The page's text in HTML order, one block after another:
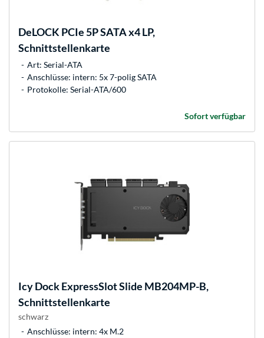
DeLOCK PCIe 5P SATA x4 LP,
Schnittstellenkarte
Art: Serial-ATA
Anschlüsse: intern: 5x 7-polig SATA
Protokolle: Serial-ATA/600
Sofort verfügbar
Icy DockExpressSlot Slide MB204MP-B,
Schnittstellenkarte
schwarz
Anschlüsse: intern: 4x M.2